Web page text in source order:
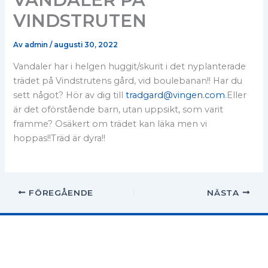
VINDSTRUTEN
Av admin/ augusti 30, 2022
Vandaler har i helgen huggit/skurit i det nyplanterade
trädet på Vindstrutens gård, vid boulebanan!! Har du
sett något? Hör av dig tilltradgard@vingen.com.Eller
är det oförstående barn, utan uppsikt, som varit
framme? Osäkert om trädet kan läka men vi
hoppas!!Träd är dyra!!
FÖREGÅENDE NÄSTA